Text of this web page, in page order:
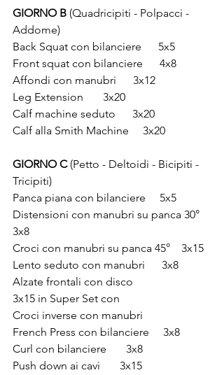
GIORNO B (Quadricipiti - Polpacci -
Addome)
Back Squat con bilanciere
5x5
Front squat con bilanciere
4x8
Affondi con manubri
3x12
Leg Extension
3x20
Calf machine seduto
3x20
Calf alla Smith Machine
3x20
GIORNO C (Petto - Deltoidi - Bicipiti -
Tricipiti)
Panca piana con bilanciere
5x5
Distensioni con manubri su panca 30°
3x8
Croci con manubri su panca 45°
3x15
Lento seduto con manubri
3x8
Alzate frontali con disco
3x15 in Super Set con
Croci inverse con manubri
French Press con bilanciere
3x8
Curl con bilanciere
3x8
Push down ai cavi
3x15